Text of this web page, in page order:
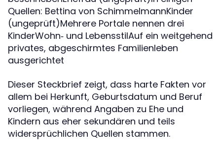
Quellen: Bettina von SchimmelmannKinder
(ungeprüft)Mehrere Portale nennen drei
KinderWohn‑ und LebensstilAuf ein weitgehend
privates, abgeschirmtes Familienleben
ausgerichtet
Dieser Steckbrief zeigt, dass harte Fakten vor
allem bei Herkunft, Geburtsdatum und Beruf
vorliegen, während Angaben zu Ehe und
Kindern aus eher sekundären und teils
widersprüchlichen Quellen stammen.